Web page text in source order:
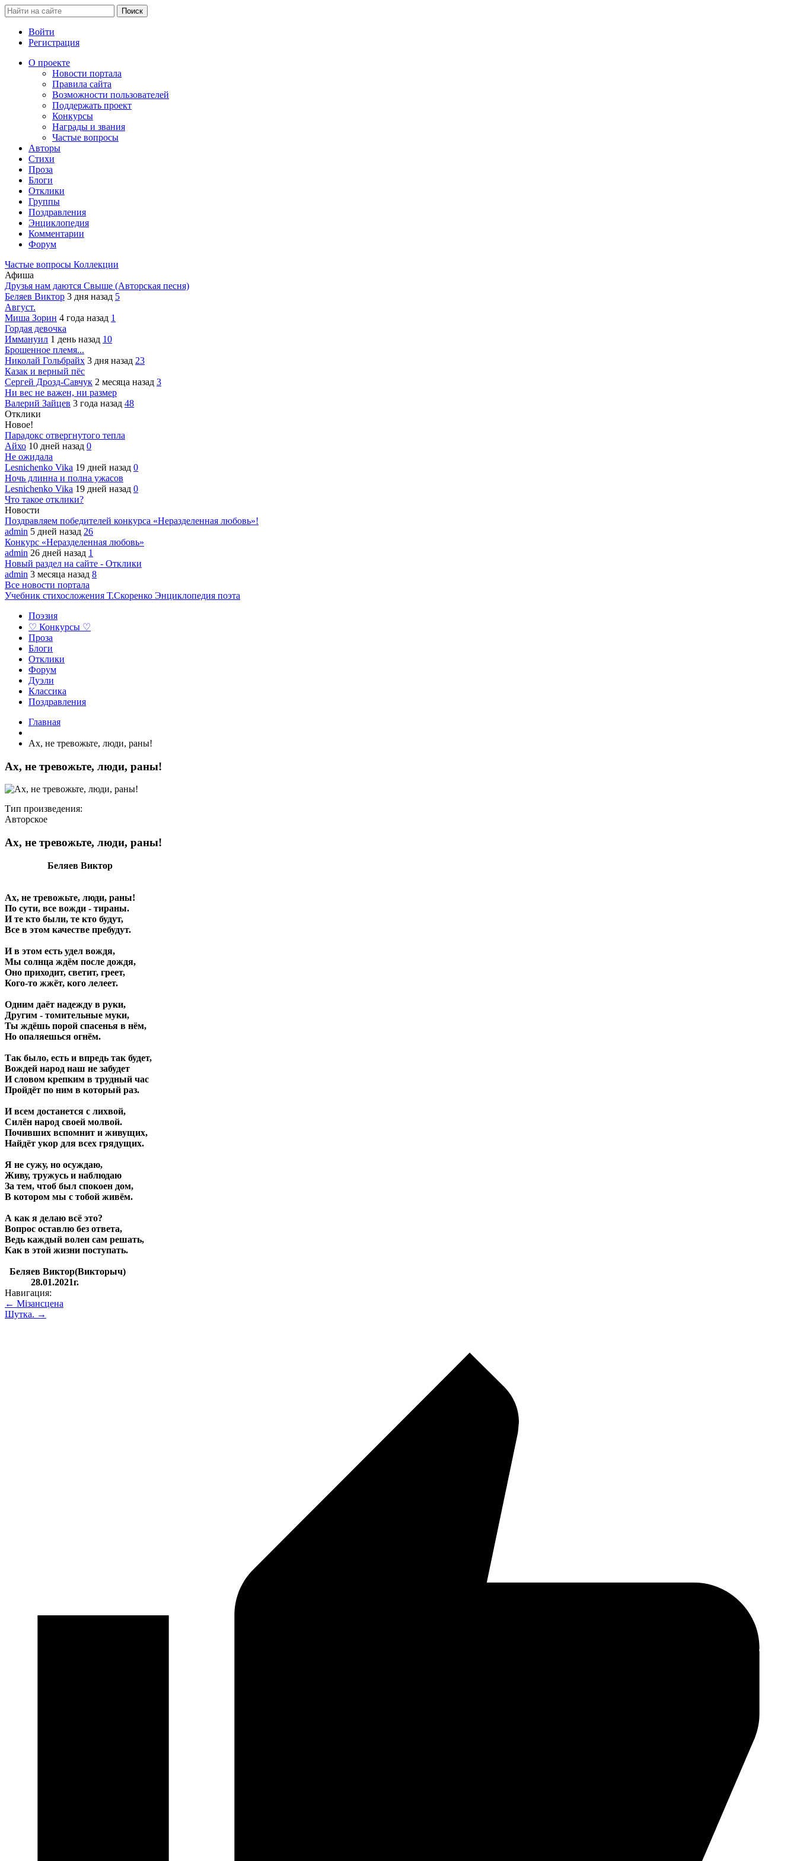
Войти
Регистрация
О проекте
Новости портала
Правила сайта
Возможности пользователей
Поддержать проект
Конкурсы
Награды и звания
Частые вопросы
Авторы
Стихи
Проза
Блоги
Отклики
Группы
Поздравления
Энциклопедия
Комментарии
Форум
Частые вопросы Коллекции
Афиша
Друзья нам даются Свыше (Авторская песня)
Беляев Виктор 3 дня назад 5
Август.
Миша Зорин 4 года назад 1
Гордая девочка
Иммануил 1 день назад 10
Брошенное племя...
Николай Гольбрайх 3 дня назад 23
Казак и верный пёс
Сергей Дрозд-Савчук 2 месяца назад 3
Ни вес не важен, ни размер
Валерий Зайцев 3 года назад 48
Отклики
Новое!
Парадокс отвергнутого тепла
Айхо 10 дней назад 0
Не ожидала
Lesnichenko Vika 19 дней назад 0
Ночь длинна и полна ужасов
Lesnichenko Vika 19 дней назад 0
Что такое отклики?
Новости
Поздравляем победителей конкурса «Неразделенная любовь»!
admin 5 дней назад 26
Конкурс «Неразделенная любовь»
admin 26 дней назад 1
Новый раздел на сайте - Отклики
admin 3 месяца назад 8
Все новости портала
Учебник стихосложения Т.Скоренко Энциклопедия поэта
Поэзия
♡ Конкурсы ♡
Проза
Блоги
Отклики
Форум
Дуэли
Классика
Поздравления
Главная
Ах, не тревожьте, люди, раны!
Ах, не тревожьте, люди, раны!
Тип произведения:
Авторское
Ах, не тревожьте, люди, раны!
Беляев Виктор
Ах, не тревожьте, люди, раны!
По сути, все вожди - тираны.
И те кто были, те кто будут,
Все в этом качестве пребудут.
И в этом есть удел вождя,
Мы солнца ждём после дождя,
Оно приходит, светит, греет,
Кого-то жжёт, кого лелеет.
Одним даёт надежду в руки,
Другим - томительные муки,
Ты ждёшь порой спасенья в нём,
Но опаляешься огнём.
Так было, есть и впредь так будет,
Вождей народ наш не забудет
И словом крепким в трудный час
Пройдёт по ним в который раз.
И всем достанется с лихвой,
Силён народ своей молвой.
Почивших вспомнит и живущих,
Найдёт укор для всех грядущих.
Я не сужу, но осуждаю,
Живу, тружусь и наблюдаю
За тем, чтоб был спокоен дом,
В котором мы с тобой живём.
А как я делаю всё это?
Вопрос оставлю без ответа,
Ведь каждый волен сам решать,
Как в этой жизни поступать.
Беляев Виктор(Викторыч)
28.01.2021г.
Навигация:
← Мізансцена
Шутка. →